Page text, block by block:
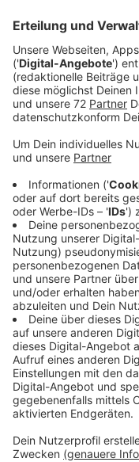
normal vor Ort
Veröffentlicht:
Anzeige
Shoppen, keine
Diskotheken (wohl)
Regeln und
besonders geachtet
für alle Länder in
Reisewarnungen
trotzdem an jeder
die Lust oder ist
zum Thema Urlaub
hier ab.
Anzeige